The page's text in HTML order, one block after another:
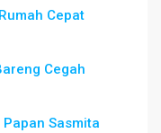
Cepat
Cegah
Sasmita